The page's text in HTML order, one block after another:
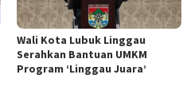
Wali Kota Lubuk Linggau
Serahkan Bantuan UMKM
Program ‘Linggau Juara’